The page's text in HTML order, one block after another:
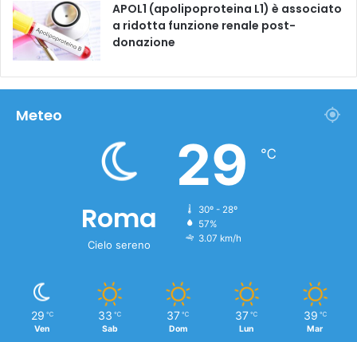
APOL1 (apolipoproteina L1) è associato
a ridotta funzione renale post-
donazione
Meteo
Roma
Cielo sereno
29 ℃
30º - 28º
57%
3.07 km/h
29 ℃
Ven
33 ℃
Sab
37 ℃
Dom
37 ℃
Lun
39 ℃
Mar